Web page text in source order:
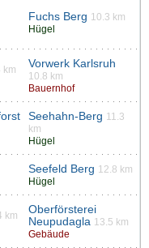
Fuchs Berg 10.3 km
Hügel
km
Vorwerk Karlsruh
10.8 km
Bauernhof
Seehahn-Berg 11.3
km
Hügel
Seefeld Berg 12.8 km
Hügel
km
Oberförsterei
Neupudagla 13.5 km
Gebäude